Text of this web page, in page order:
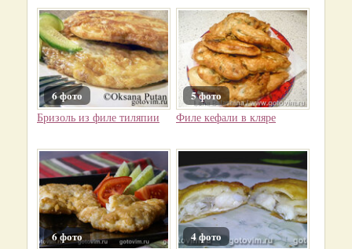
6 фото
Бризоль из филе тиляпии
5 фото
Филе кефали в кляре
6 фото 4 фото